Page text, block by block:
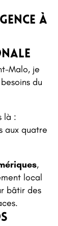
à
Malo, je
du
là :
aux quatre
,
local
bâtir des